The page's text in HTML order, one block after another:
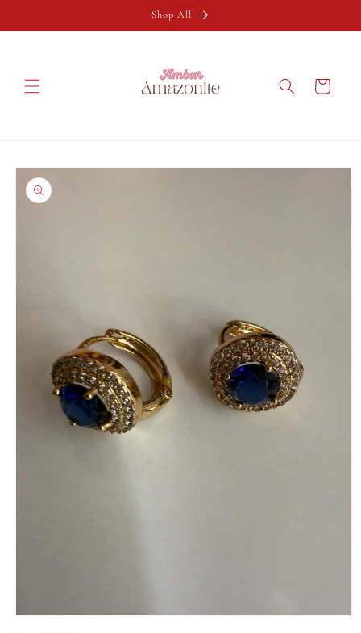
al contenido
Shop All
Carrito
directamente
a la
información
del producto